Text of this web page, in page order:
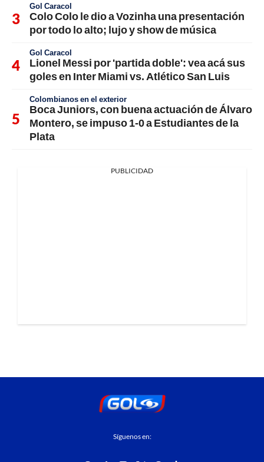
Gol Caracol
Colo Colo le dio a Vozinha una presentación
por todo lo alto; lujo y show de música
Gol Caracol
Lionel Messi por 'partida doble': vea acá sus
goles en Inter Miami vs. Atlético San Luis
Colombianos en el exterior
Boca Juniors, con buena actuación de Álvaro
Montero, se impuso 1-0 a Estudiantes de la
Plata
PUBLICIDAD
Síguenos en: